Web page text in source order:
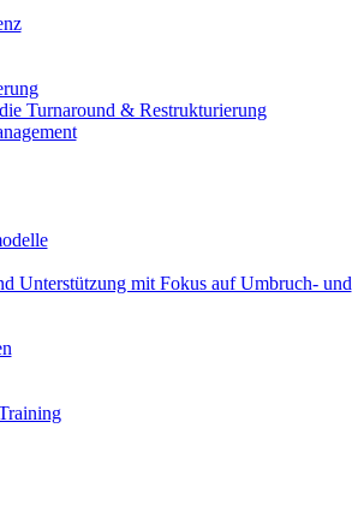
Turnaround & Restrukturierung
Unterstützung mit Fokus auf Umbruch- und